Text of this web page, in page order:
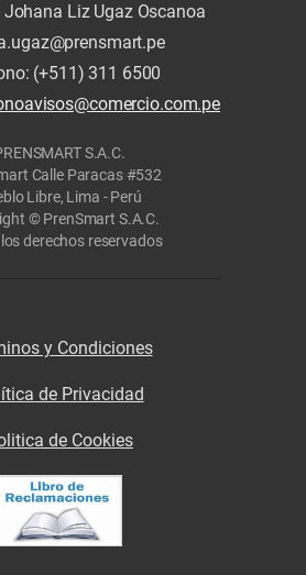
Johana Liz Ugaz Oscanoa
(+511) 311 6500
S.A.C.
Calle Paracas #532
Libre, Lima - Perú
© PrenSmart S.A.C.
derechos reservados
y Condiciones
de Privacidad
de Cookies